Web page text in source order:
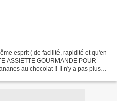
esprit ( de facilité, rapidité et qu'en
ASSIETTE GOURMANDE POUR
au chocolat !! Il n'y a pas plus